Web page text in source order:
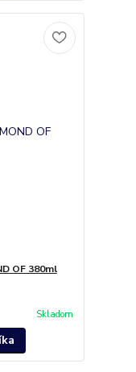
OF 380ml
Skladom